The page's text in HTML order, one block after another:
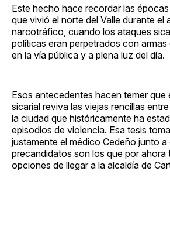
Este hecho hace recordar las
que vivió el norte del Valle durante el
narcotráfico, cuando los ataques
políticas eran perpetrados con armas
en la vía pública y a plena luz del día.
Esos antecedentes hacen temer
sicarial reviva las viejas rencillas
la ciudad que históricamente ha
episodios de violencia. Esa tesis
justamente el médico Cedeño junto
precandidatos son los que por ahora
opciones de llegar a la alcaldía de